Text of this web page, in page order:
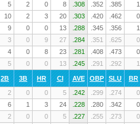
5 2 0 8 .308 .352 .385 1
10 2 3 20 .303 .420 .462 0
9 0 0 13 .288 .345 .356 1
3 0 9 27 .284 .351 .625 0
4 0 8 23 .281 .408 .473 0
5 0 0 13 .245 .291 .292 1
2B 3B HR CI AVE OBP SLU BR
2 0 0 5 .242 .299 .274 0
6 1 3 24 .228 .280 .342 0
2 0 0 5 .227 .255 .273 0